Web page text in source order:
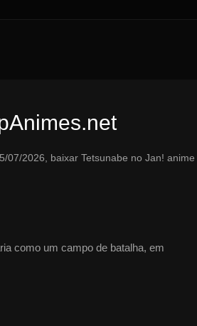
07/2026, baixar Tetsunabe no Jan! anime
como um campo de batalha, em